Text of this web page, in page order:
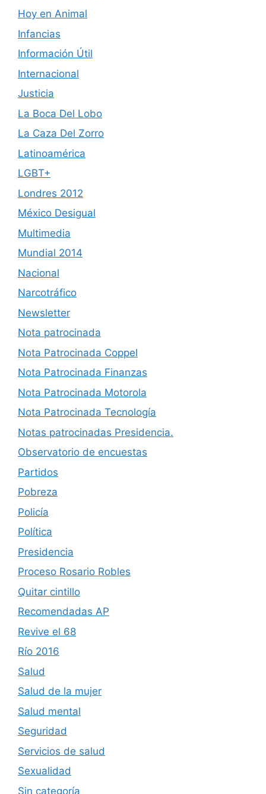
Hoy en Animal
Infancias
Información Útil
Internacional
Justicia
La Boca Del Lobo
La Caza Del Zorro
Latinoamérica
LGBT+
Londres 2012
México Desigual
Multimedia
Mundial 2014
Nacional
Narcotráfico
Newsletter
Nota patrocinada
Nota Patrocinada Coppel
Nota Patrocinada Finanzas
Nota Patrocinada Motorola
Nota Patrocinada Tecnología
Notas patrocinadas Presidencia.
Observatorio de encuestas
Partidos
Pobreza
Policía
Política
Presidencia
Proceso Rosario Robles
Quitar cintillo
Recomendadas AP
Revive el 68
Río 2016
Salud
Salud de la mujer
Salud mental
Seguridad
Servicios de salud
Sexualidad
Sin categoría